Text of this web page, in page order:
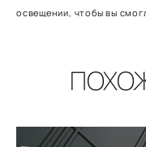
освещении, чтобы вы